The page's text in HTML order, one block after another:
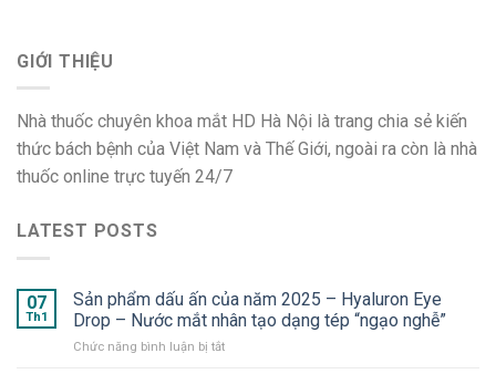
GIỚI THIỆU
Nhà thuốc chuyên khoa mắt HD Hà Nội là trang chia sẻ kiến
thức bách bệnh của Việt Nam và Thế Giới, ngoài ra còn là nhà
thuốc online trực tuyến 24/7
LATEST POSTS
07
Th1
Sản phẩm dấu ấn của năm 2025 – Hyaluron Eye
Drop – Nước mắt nhân tạo dạng tép “ngạo nghễ”
Chức năng bình luận bị tắtở